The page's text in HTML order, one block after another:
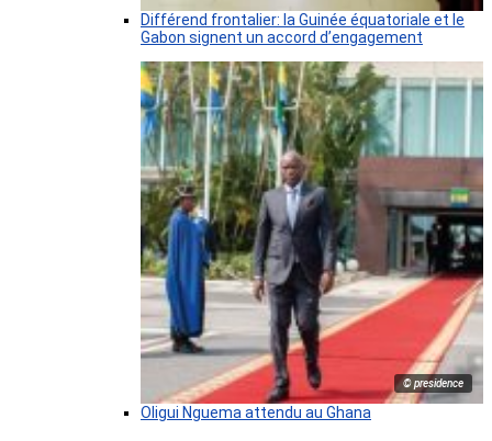
Différend frontalier: la Guinée équatoriale et le
Gabon signent un accord d’engagement
© presidence
Oligui Nguema attendu au Ghana